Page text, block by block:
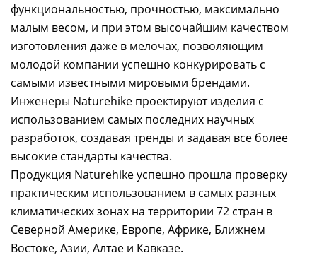
функциональностью, прочностью, максимально
малым весом, и при этом высочайшим качеством
изготовления даже в мелочах, позволяющим
молодой компании успешно конкурировать с
самыми известными мировыми брендами.
Инженеры Naturehike проектируют изделия с
использованием самых последних научных
разработок, создавая тренды и задавая все более
высокие стандарты качества.
Продукция Naturehike успешно прошла проверку
практическим использованием в самых разных
климатических зонах на территории 72 стран в
Северной Америке, Европе, Африке, Ближнем
Востоке, Азии, Алтае и Кавказе.